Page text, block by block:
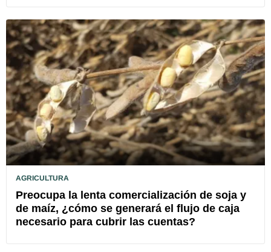
AGRICULTURA
Preocupa la lenta comercialización de soja y
de maíz, ¿cómo se generará el flujo de caja
necesario para cubrir las cuentas?